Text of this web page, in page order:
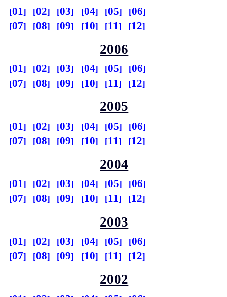
01 02 03 04 05
06
07
08 09 10 11 12
2006
01 02 03 04 05
06
07
08 09 10 11 12
2005
01 02 03 04 05
06
07
08 09 10 11 12
2004
01 02 03 04 05
06
07
08 09 10 11 12
2003
01 02 03 04 05
06
07
08 09 10 11 12
2002